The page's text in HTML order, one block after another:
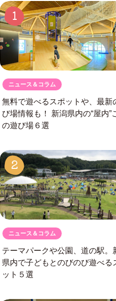
1
ニュース＆コラム
無料で遊べるスポットや、最新
び場情報も！ 新潟県内の“屋内”
の遊び場６選
2
ニュース＆コラム
テーマパークや公園、道の駅。
県内で子どもとのびのび遊べる
ット５選